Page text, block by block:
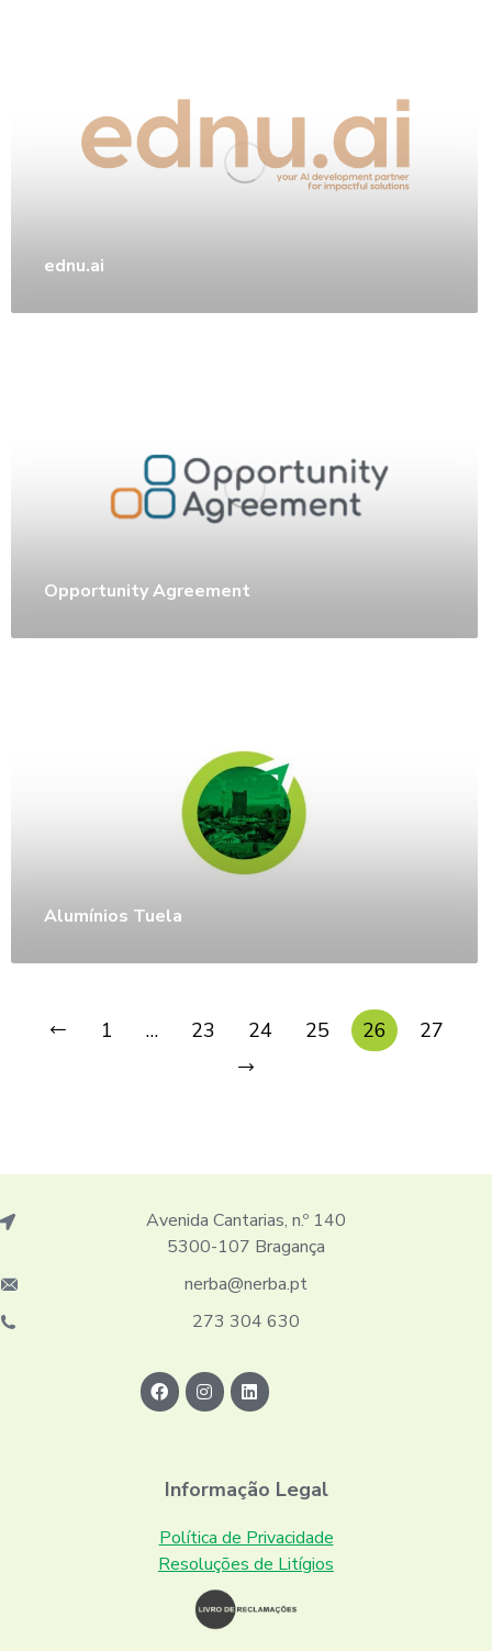
ednu.ai
Opportunity Agreement
Alumínios Tuela
1 … 23 24 25 26 27
Avenida Cantarias, n.º 140
5300-107 Bragança
nerba@nerba.pt
273 304 630
Informação Legal
Política de Privacidade
Resoluções de Litígios